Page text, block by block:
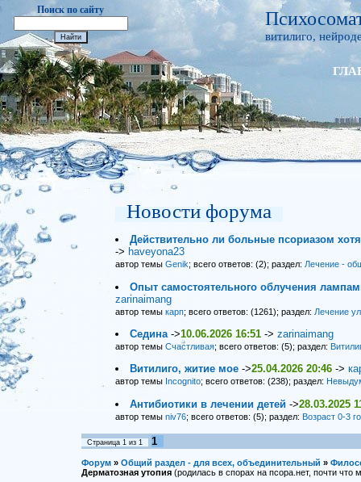
Поиск по сайту
витилиго,
Новости форума
Действительно ли больные псориазом
-> haveyona23
автор темы Genik; всего ответов: (2); раздел: Лечение -
Опыт самостоятельного облучения
zarinaimang
автор темы карп; всего ответов: (1261); раздел: Лечение
Седина ->10.06.2026 16:51 ->zarinaimang
автор темы Счастливая; всего ответов: (5); раздел:
Витилиго, житие мое ->25.04.2026 20:46 ->
автор темы Incognito; всего ответов: (238); раздел:
Антибиотики в лечении детей ->28.03.2025
автор темы niv76; всего ответов: (5); раздел: Возраст 0-3
Страница 1 из 1 1
Форум » Общий раздел - для всех, объединительный »
Дерматозная утопия (родилась в спорах на псора.нет, почти что